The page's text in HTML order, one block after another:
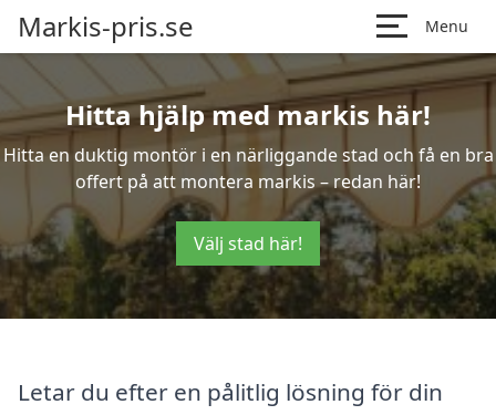
Markis-pris.se Menu
Hitta hjälp med markis här!
Hitta en duktig montör i en närliggande stad och få en bra
offert på att montera markis – redan här!
Välj stad här!
Letar du efter en pålitlig lösning för din